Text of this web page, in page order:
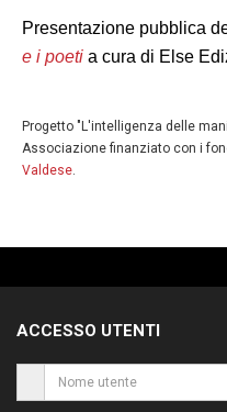
Presentazione pubblica
e i poeti a cura di Else
Progetto "L'intelligenza delle
Associazione finanziato con i
Valdese.
ACCESSO UTENTI